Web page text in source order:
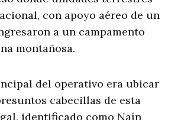
con apoyo aéreo de un
a un campamento
montañosa.
del operativo era ubicar
cabecillas de esta
identificado como Naín